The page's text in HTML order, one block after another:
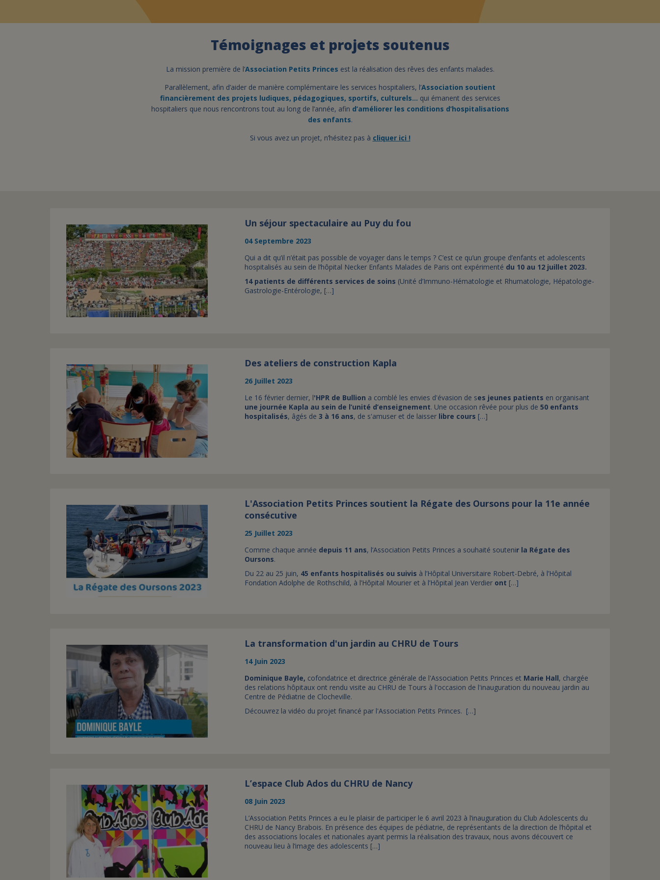
Témoignages et projets soutenus
La mission première de l’Association Petits Princes est la réalisation des rêves des enfants malades.
Parallèlement, afin d’aider de manière complémentaire les services hospitaliers, l’Association soutient
financièrement des projets ludiques, pédagogiques, sportifs, culturels… qui émanent des services
hospitaliers que nous rencontrons tout au long de l’année, afin d’améliorer les conditions d’hospitalisations
des enfants.
Si vous avez un projet, n’hésitez pas à cliquer ici !
Un séjour spectaculaire au Puy du fou
04 Septembre 2023
Qui a dit qu’il n’était pas possible de voyager dans le temps ? C’est ce qu’un groupe d’enfants et adolescents
hospitalisés au sein de l’hôpital Necker Enfants Malades de Paris ont expérimenté du 10 au 12 juillet 2023.
14 patients de différents services de soins (Unité d’Immuno-Hématologie et Rhumatologie, Hépatologie-
Gastrologie-Entérologie, […]
Des ateliers de construction Kapla
26 Juillet 2023
Le 16 février dernier, l'HPR de Bullion a comblé les envies d'évasion de ses jeunes patients en organisant
une journée Kapla au sein de l’unité d’enseignement. Une occasion rêvée pour plus de 50 enfants
hospitalisés, âgés de 3 à 16 ans, de s'amuser et de laisser libre cours […]
L'Association Petits Princes soutient la Régate des Oursons pour la 11e année
consécutive
25 Juillet 2023
Comme chaque année depuis 11 ans, l’Association Petits Princes a souhaité soutenir la Régate des
Oursons.
Du 22 au 25 juin, 45 enfants hospitalisés ou suivis à l’Hôpital Universitaire Robert-Debré, à l’Hôpital
Fondation Adolphe de Rothschild, à l’Hôpital Mourier et à l’Hôpital Jean Verdier ont […]
La transformation d'un jardin au CHRU de Tours
14 Juin 2023
Dominique Bayle, cofondatrice et directrice générale de l'Association Petits Princes et Marie Hall, chargée
des relations hôpitaux ont rendu visite au CHRU de Tours à l'occasion de l'inauguration du nouveau jardin au
Centre de Pédiatrie de Clocheville.
Découvrez la vidéo du projet financé par l'Association Petits Princes. […]
L’espace Club Ados du CHRU de Nancy
08 Juin 2023
L’Association Petits Princes a eu le plaisir de participer le 6 avril 2023 à l’inauguration du Club Adolescents du
CHRU de Nancy Brabois. En présence des équipes de pédiatrie, de représentants de la direction de l’hôpital et
des associations locales et nationales ayant permis la réalisation des travaux, nous avons découvert ce
nouveau lieu à l’image des adolescents […]